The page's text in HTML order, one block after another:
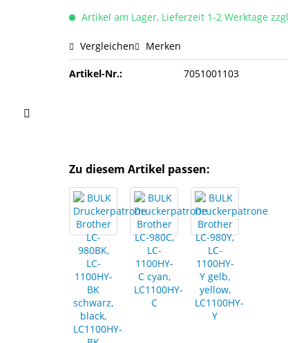
Artikel am Lager, Lieferzeit 1-2 Werktage
Vergleichen Merken
Artikel-Nr.: 7051001103
Zu diesem Artikel passen: